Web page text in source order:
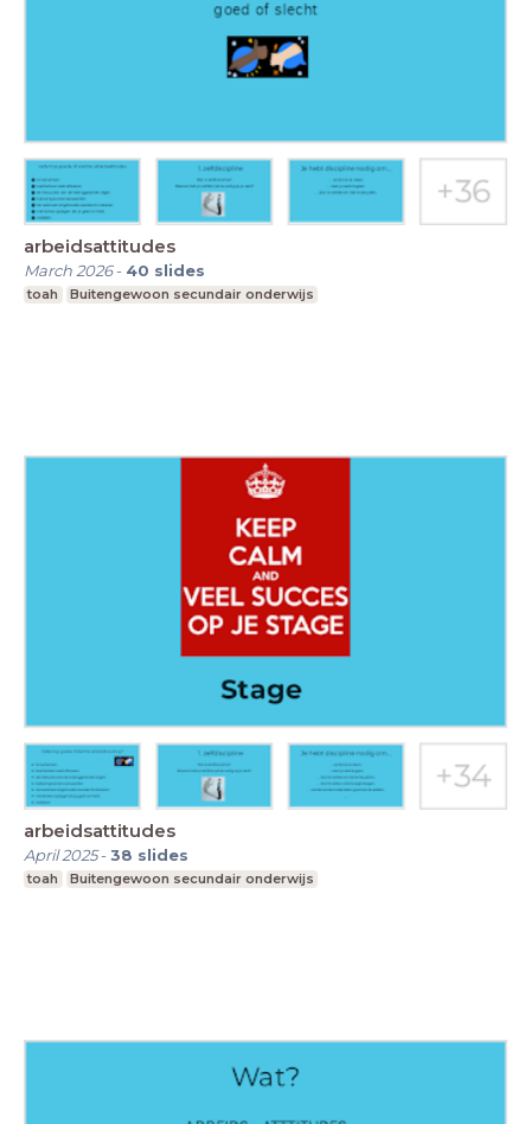
arbeidsattitudes
March 2026- 40 slides
toah Buitengewoon secundair onderwijs
arbeidsattitudes
April 2025-38 slides
toah Buitengewoon secundair onderwijs